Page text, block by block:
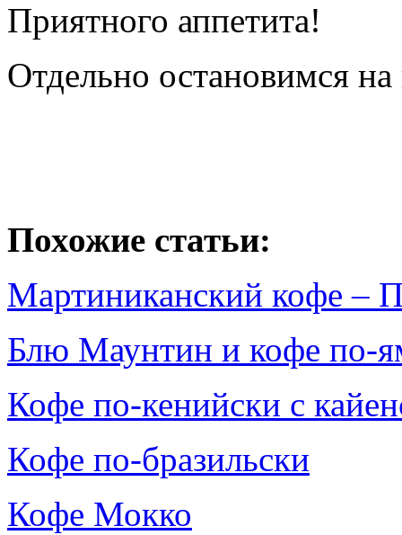
Приятного аппетита!
Отдельно остановимся
Похожие статьи:
Мартиниканский кофе –
Блю Маунтин и кофе по-
Кофе по-кенийски с
Кофе по-бразильски
Кофе Мокко